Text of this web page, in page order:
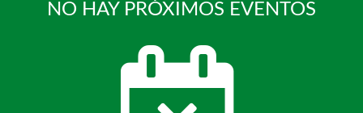
NO HAY PRÓXIMOS EVENTOS